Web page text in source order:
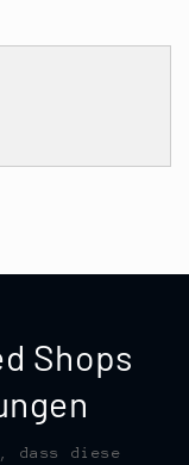
Shops
dass diese